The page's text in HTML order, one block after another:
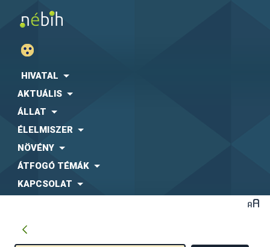
HIVATAL
AKTUÁLIS
ÁLLAT
ÉLELMISZER
NÖVÉNY
ÁTFOGÓ TÉMÁK
KAPCSOLAT